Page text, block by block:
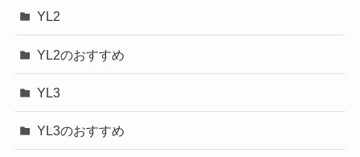
YL2
YL2のおすすめ
YL3
YL3のおすすめ